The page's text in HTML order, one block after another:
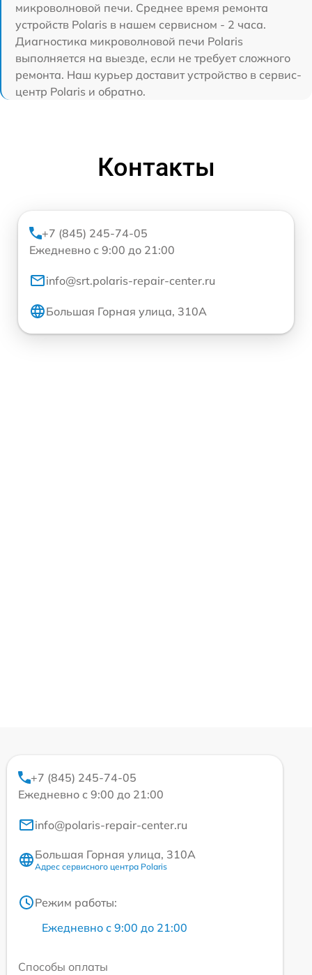
микроволновой печи. Среднее время ремонта
устройств Polaris в нашем сервисном - 2 часа.
Диагностика микроволновой печи Polaris
выполняется на выезде, если не требует сложного
ремонта. Наш курьер доставит устройство в сервис-
центр Polaris и обратно.
Контакты
+7 (845) 245-74-05
Ежедневно с 9:00 до 21:00
info@srt.polaris-repair-center.ru
Большая Горная улица, 310А
+7 (845) 245-74-05
Ежедневно с 9:00 до 21:00
info@polaris-repair-center.ru
Большая Горная улица, 310А
Адрес сервисного центра Polaris
Режим работы:
Ежедневно с 9:00 до 21:00
Способы оплаты